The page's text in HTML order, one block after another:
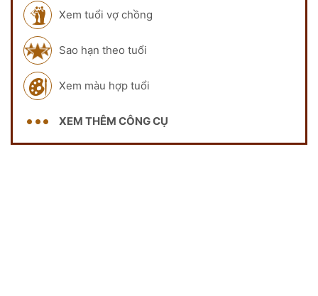
Xem tuổi vợ chồng
Sao hạn theo tuổi
Xem màu hợp tuổi
XEM THÊM CÔNG CỤ